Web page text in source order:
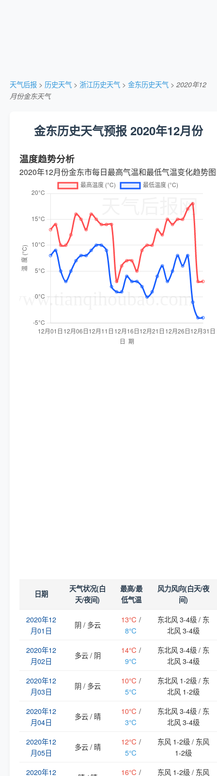
天气后报 > 历史天气 > 浙江历史天气 > 金东历史天气 > 2020年12
月份金东天气
金东历史天气预报 2020年12月份
温度趋势分析
2020年12月份金东市每日最高气温和最低气温变化趋势图
日期
天气状况(白
天/夜间)
最高/最
低气温
风力风向(白天/夜
间)
2020年12
月01日
阴 / 多云
13℃ /
8℃
东北风 3-4级 / 东
北风 3-4级
2020年12
月02日
多云 / 阴
14℃ /
9℃
东北风 3-4级 / 东
北风 3-4级
2020年12
月03日
阴 / 多云
10℃ /
5℃
东北风 1-2级 / 东
北风 1-2级
2020年12
月04日
多云 / 晴
10℃ /
3℃
东北风 3-4级 / 东
北风 3-4级
2020年12
月05日
多云 / 晴
12℃ /
5℃
东风 1-2级 / 东风
1-2级
2020年12
16℃ /
东风 1-2级 / 东风